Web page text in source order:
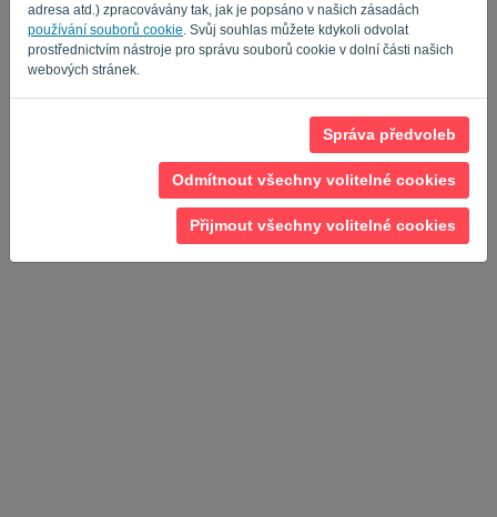
adresa atd.) zpracovávány tak, jak je popsáno v našich zásadách
používání souborů cookie . Svůj souhlas můžete kdykoli odvolat
prostřednictvím nástroje pro správu souborů cookie v dolní části našich
webových stránek.
Správa předvoleb
Odmítnout všechny volitelné cookies
Přijmout všechny volitelné cookies
Privacy Policy-Terms of Service.